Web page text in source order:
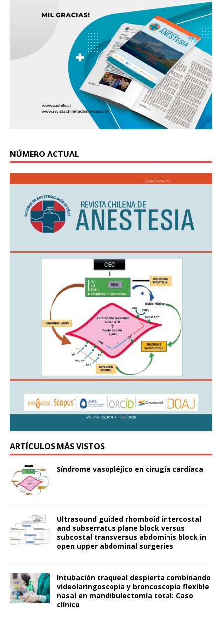
NÚMERO ACTUAL
ARTÍCULOS MÁS VISTOS
Síndrome vasopléjico en cirugía cardíaca
Ultrasound guided rhomboid intercostal
and subserratus plane block versus
subcostal transversus abdominis block in
open upper abdominal surgeries
Intubación traqueal despierta combinando
videolaringoscopia y broncoscopia flexible
nasal en mandibulectomía total: Caso
clínico